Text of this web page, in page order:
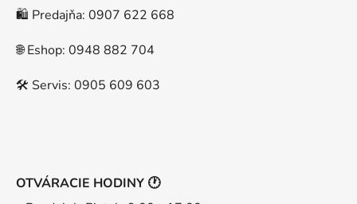
🛍️ Predajňa: 0907 622 668
🌐 Eshop: 0948 882 704
🛠️ Servis: 0905 609 603
OTVÁRACIE HODINY 🕐